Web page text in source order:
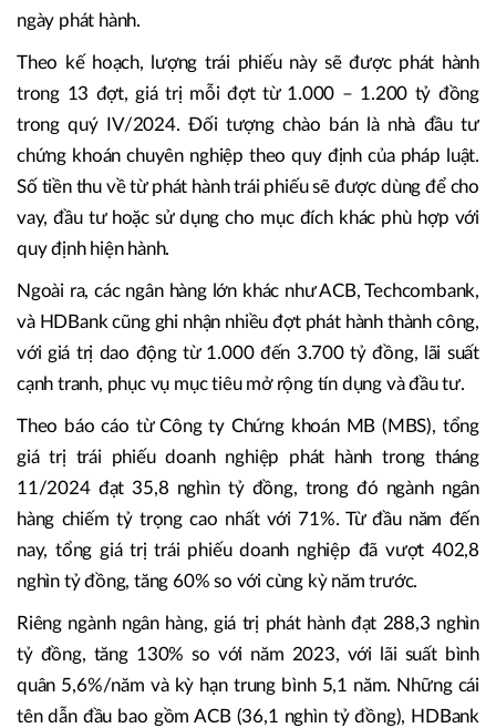
ngày phát hành.
Theo kế hoạch, lượng trái phiếu này sẽ được phát hành
trong 13 đợt, giá trị mỗi đợt từ 1.000 – 1.200 tỷ đồng
trong quý IV/2024. Đối tượng chào bán là nhà đầu tư
chứng khoán chuyên nghiệp theo quy định của pháp luật.
Số tiền thu về từ phát hành trái phiếu sẽ được dùng để cho
vay, đầu tư hoặc sử dụng cho mục đích khác phù hợp với
quy định hiện hành.
Ngoài ra, các ngân hàng lớn khác như ACB, Techcombank,
và HDBank cũng ghi nhận nhiều đợt phát hành thành công,
với giá trị dao động từ 1.000 đến 3.700 tỷ đồng, lãi suất
cạnh tranh, phục vụ mục tiêu mở rộng tín dụng và đầu tư.
Theo báo cáo từ Công ty Chứng khoán MB (MBS), tổng
giá trị trái phiếu doanh nghiệp phát hành trong tháng
11/2024 đạt 35,8 nghìn tỷ đồng, trong đó ngành ngân
hàng chiếm tỷ trọng cao nhất với 71%. Từ đầu năm đến
nay, tổng giá trị trái phiếu doanh nghiệp đã vượt 402,8
nghìn tỷ đồng, tăng 60% so với cùng kỳ năm trước.
Riêng ngành ngân hàng, giá trị phát hành đạt 288,3 nghìn
tỷ đồng, tăng 130% so với năm 2023, với lãi suất bình
quân 5,6%/năm và kỳ hạn trung bình 5,1 năm. Những cái
tên dẫn đầu bao gồm ACB (36,1 nghìn tỷ đồng), HDBank